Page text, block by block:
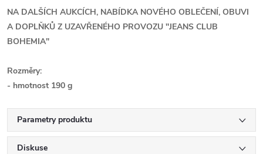
NA DALŠÍCH AUKCÍCH, NABÍDKA NOVÉHO OBLEČENÍ, OBUVI
A DOPLŇKŮ Z UZAVŘENÉHO PROVOZU ''JEANS CLUB
BOHEMIA"
Rozměry:
- hmotnost 190 g
Parametry produktu
Diskuse